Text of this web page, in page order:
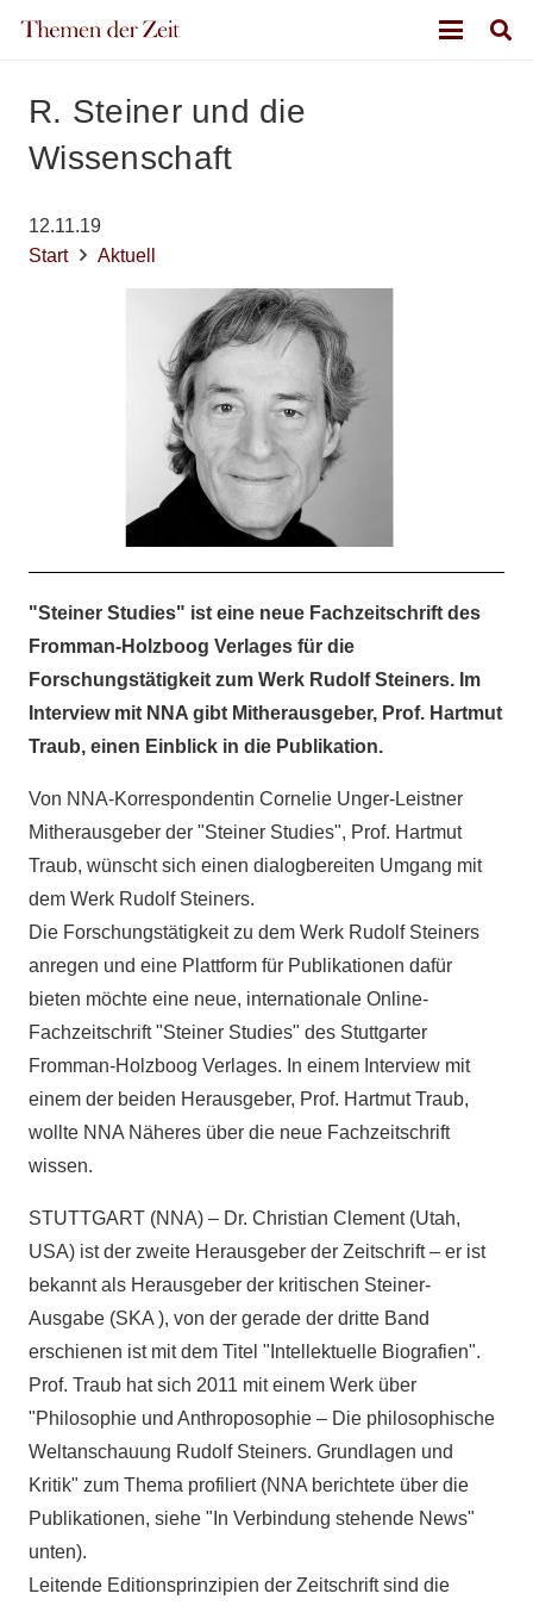
R. Steiner und die
Wissenschaft
12.11.19
Start
Aktuell
"Steiner Studies" ist eine neue Fachzeitschrift des
Fromman-Holzboog Verlages für die
Forschungstätigkeit zum Werk Rudolf Steiners. Im
Interview mit NNA gibt Mitherausgeber, Prof. Hartmut
Traub, einen Einblick in die Publikation.
Von NNA-Korrespondentin Cornelie Unger-Leistner
Mitherausgeber der "Steiner Studies", Prof. Hartmut
Traub, wünscht sich einen dialogbereiten Umgang mit
dem Werk Rudolf Steiners.
Die Forschungstätigkeit zu dem Werk Rudolf Steiners
anregen und eine Plattform für Publikationen dafür
bieten möchte eine neue, internationale Online-
Fachzeitschrift "Steiner Studies" des Stuttgarter
Fromman-Holzboog Verlages. In einem Interview mit
einem der beiden Herausgeber, Prof. Hartmut Traub,
wollte NNA Näheres über die neue Fachzeitschrift
wissen.
STUTTGART (NNA) – Dr. Christian Clement (Utah,
USA) ist der zweite Herausgeber der Zeitschrift – er ist
bekannt als Herausgeber der kritischen Steiner-
Ausgabe (SKA ), von der gerade der dritte Band
erschienen ist mit dem Titel "Intellektuelle Biografien".
Prof. Traub hat sich 2011 mit einem Werk über
"Philosophie und Anthroposophie – Die philosophische
Weltanschauung Rudolf Steiners. Grundlagen und
Kritik" zum Thema profiliert (NNA berichtete über die
Publikationen, siehe "In Verbindung stehende News"
unten).
Leitende Editionsprinzipien der Zeitschrift sind die